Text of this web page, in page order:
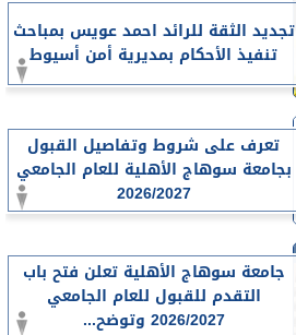
تجديد الثقة للرائد احمد عويس بمباحث
تنفيذ الأحكام بمديرية أمن أسيوط
تعرف على شروط وتفاصيل القبول
بجامعة سوهاج الأهلية للعام الجامعي
2026/2027
جامعة سوهاج الأهلية تعلن فتح باب
التقدم للقبول للعام الجامعي
2026/2027 وتوضح...